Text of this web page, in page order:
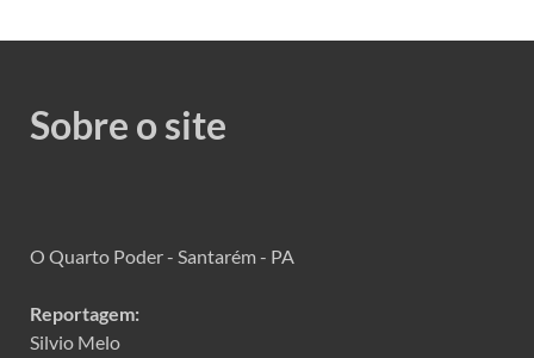
Sobre o site
O Quarto Poder - Santarém - PA
Reportagem:
Silvio Melo